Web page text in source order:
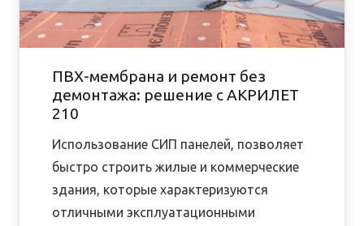
ПВХ-мембрана и ремонт без
демонтажа: решение с АКРИЛЕТ
210
Использование СИП панелей, позволяет
быстро строить жилые и коммерческие
здания, которые характеризуются
отличными эксплуатационными